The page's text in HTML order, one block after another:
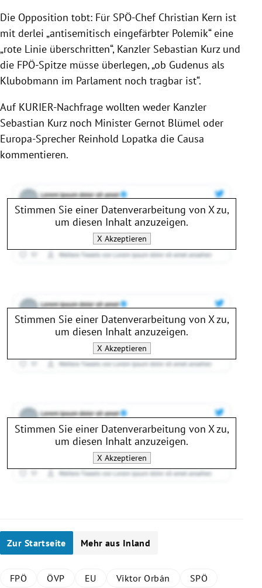
Die Opposition tobt: Für SPÖ-Chef Christian Kern ist
mit derlei „antisemitisch eingefärbter Polemik“ eine
„rote Linie überschritten“, Kanzler Sebastian Kurzund
die FPÖ-Spitze müsse überlegen, „ob Gudenus als
Klubobmann im Parlament noch tragbar ist“.
Auf KURIER-Nachfrage wollten weder Kanzler
Sebastian Kurznoch Minister Gernot Blümel oder
Europa-Sprecher Reinhold Lopatka die Causa
kommentieren.
Stimmen Sie einer Datenverarbeitung von Xzu,
um diesen Inhalt anzuzeigen.
X Akzeptieren
Stimmen Sie einer Datenverarbeitung von Xzu,
um diesen Inhalt anzuzeigen.
X Akzeptieren
Stimmen Sie einer Datenverarbeitung von Xzu,
um diesen Inhalt anzuzeigen.
X Akzeptieren
Zur Startseite Mehr aus Inland
FPÖ ÖVP EU Viktor Orbán SPÖ